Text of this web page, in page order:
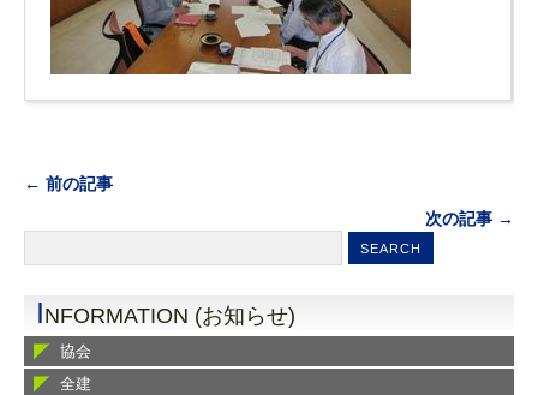
← 前の記事
次の記事 →
INFORMATION (お知らせ)
協会
全建